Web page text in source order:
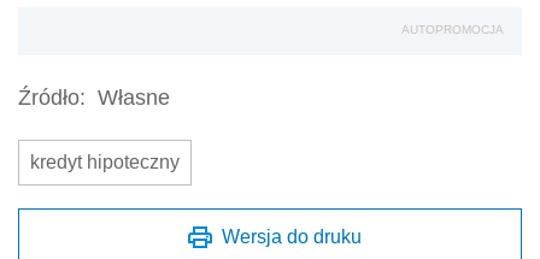
AUTOPROMOCJA
Źródło: Własne
kredyt hipoteczny
Wersja do druku